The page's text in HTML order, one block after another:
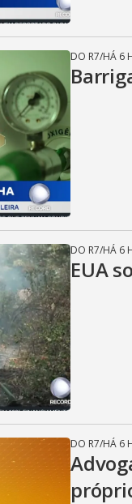
DO R7/HÁ 6
DO R7/HÁ 6
EUA
DO R7/HÁ 6